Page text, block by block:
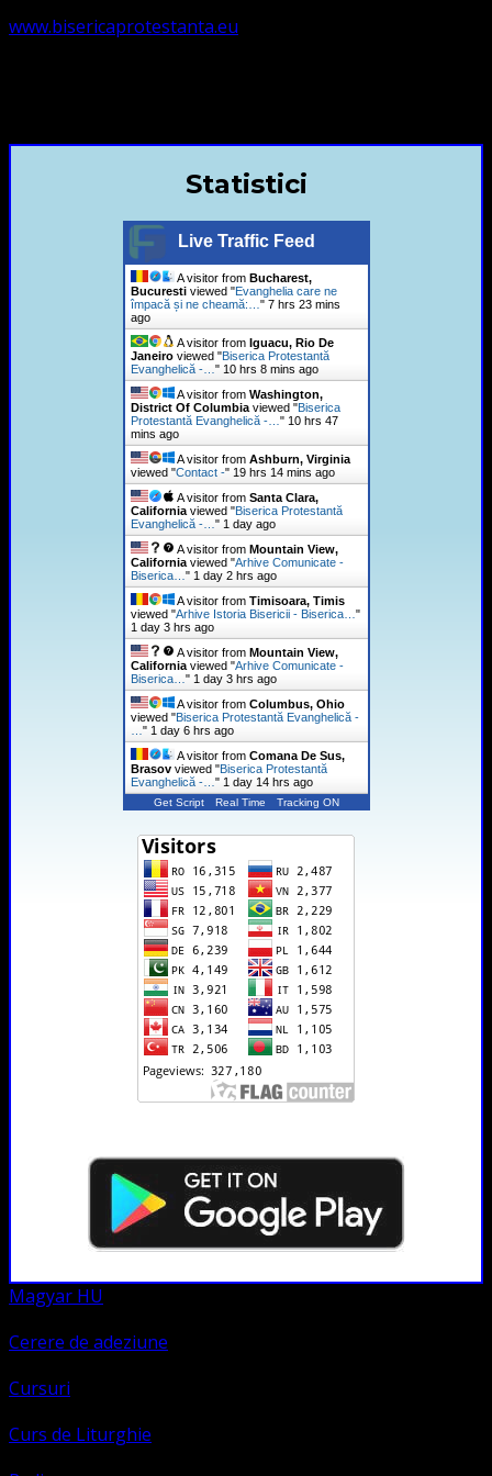
www.bisericaprotestanta.eu
Statistici
Live Traffic Feed
A visitor from Bucharest,
Bucurestiviewed "Evanghelia care ne
împacă și ne cheamă:…" 7 hrs 23 mins
ago
A visitor from Iguacu, Rio De
Janeiroviewed "Biserica Protestantă
Evanghelică -…" 10 hrs 8 mins ago
A visitor from Washington,
District Of Columbiaviewed "Biserica
Protestantă Evanghelică -…" 10 hrs 47
mins ago
A visitor from Ashburn, Virginia
viewed "Contact -" 19 hrs 14 mins ago
A visitor from Santa Clara,
Californiaviewed "Biserica Protestantă
Evanghelică -…" 1 day ago
A visitor from Mountain View,
Californiaviewed "Arhive Comunicate -
Biserica…" 1 day 2 hrs ago
A visitor from Timisoara, Timis
viewed "Arhive Istoria Bisericii - Biserica…"
1 day 3 hrs ago
A visitor from Mountain View,
Californiaviewed "Arhive Comunicate -
Biserica…" 1 day 3 hrs ago
A visitor from Columbus, Ohio
viewed "Biserica Protestantă Evanghelică -
…" 1 day 6 hrs ago
A visitor from Comana De Sus,
Brasovviewed "Biserica Protestantă
Evanghelică -…" 1 day 14 hrs ago
Get Script Real Time Tracking ON
Magyar HU
Cerere de adeziune
Cursuri
Curs de Liturghie